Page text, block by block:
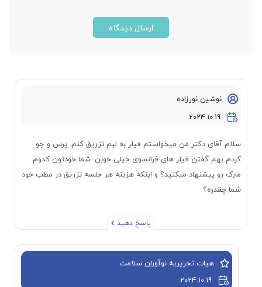
ارسال دیدگاه
نوشین نورزاده
2024.10.19
سلام آقای دکتر من میخواستم فیلر به لبم تزریق کنم. پرس و جو
کردم بهم گفتن فیلر های فرانسوی خیلی خوبن. شما خودتون کدوم
مارک رو پیشنهاد میکنید؟ و اینکه هزینه هر جلسه تزریق در مطب خود
شما چقدره؟
پاسخ دهید
هیات تحریریه نوآوران سلامت
2024.10.19